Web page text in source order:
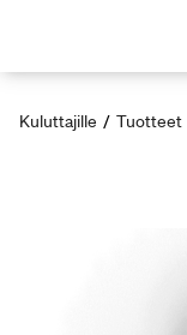
Kuluttajille / Tuotteet